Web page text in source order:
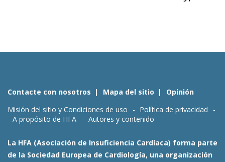
Contacte con nosotros Mapa del sitio
Opinión
Misión del sitio y Condiciones de uso
Política de privacidad
A propósito de HFA
Autores y contenido
La HFA (Asociación de Insuficiencia Cardíaca) forma parte
de la Sociedad Europea de Cardiología, una organización